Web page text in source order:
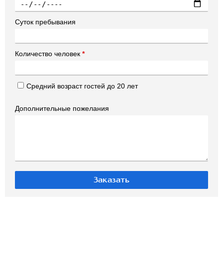
Суток пребывания
Количество человек *
Средний возраст гостей до 20 лет
Дополнительные пожелания